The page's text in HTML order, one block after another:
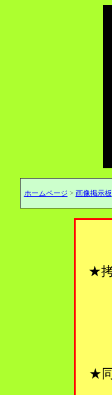
ホームページ > 画像掲示板
★
★